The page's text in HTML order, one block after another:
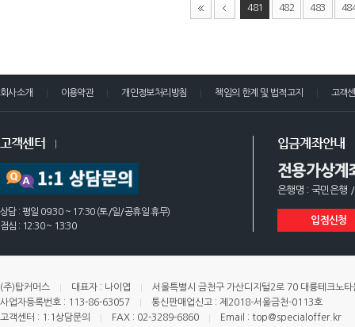
481 482 483
회사소개 이용약관 개인정보처리방침 책임의 한계 및 법적고지 고객
고객센터
상담 : 평일 09:30 ~ 17:30 (토/일/공휴일 휴무)
점심 : 12:30 ~ 13:30
입금계좌안내
전용가상계
은행명 : 국민은행
입점신청
(주)탑커머스 대표자 : 나이엽
서울특별시 금천구 가산디지털2로 70 대륭테크노
사업자등록번호 : 113-86-63057
통신판매업신고 : 제2018-서울금천-0113호
고객센터 : 1:1상담문의
FAX : 02-3289-6860
Email : top@specialoffer.kr